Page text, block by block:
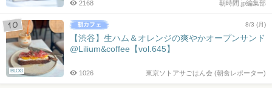
朝時間.jp編集部
2168
BLOG
8/3 (月)
【渋谷】生ハム＆オレンジの爽やかオープンサンド
@Lilium&coffee【vol.645】
東京ソトアサごはん会 (朝食レポーター)
1026